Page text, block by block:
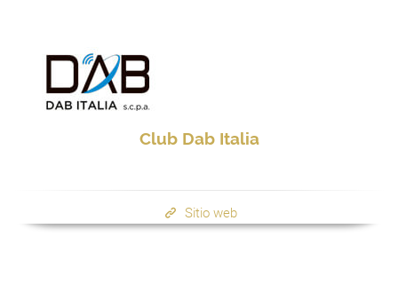
Club Dab Italia
Sitio web